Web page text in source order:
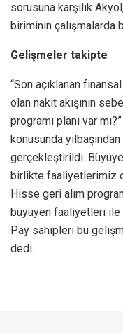
sorusuna karşılık
biriminin çalışmalarda
Gelişmeler takipte
“Son açıklanan
olan nakit akışının
programı planı var
konusunda
gerçekleştirildi.
birlikte faaliyetlerimiz
Hisse geri alım
büyüyen faaliyetleri ile
Pay sahipleri bu
dedi.